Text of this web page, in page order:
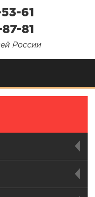
61
81
России